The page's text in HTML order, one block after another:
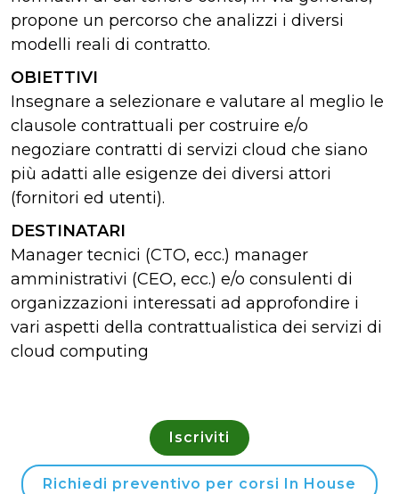
propone un percorso che analizzi i diversi
modelli reali di contratto.
OBIETTIVI
Insegnare a selezionare e valutare al meglio le
clausole contrattuali per costruire e/o
negoziare contratti di servizi cloud che siano
più adatti alle esigenze dei diversi attori
(fornitori ed utenti).
DESTINATARI
Manager tecnici (CTO, ecc.) manager
amministrativi (CEO, ecc.) e/o consulenti di
organizzazioni interessati ad approfondire i
vari aspetti della contrattualistica dei servizi di
cloud computing
Iscriviti
Richiedi preventivo per corsi In House